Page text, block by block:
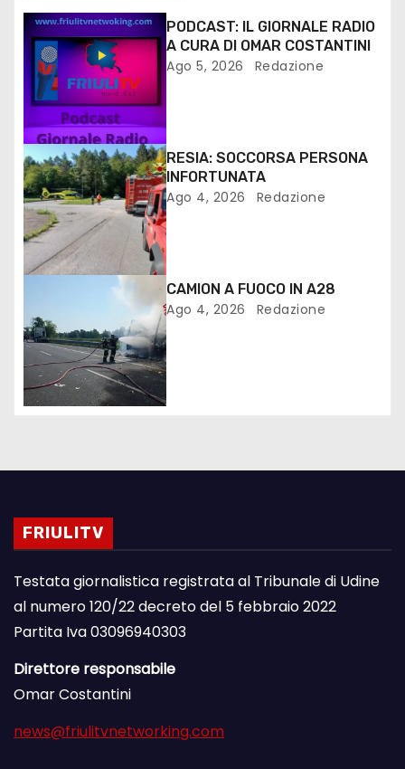
PODCAST: IL GIORNALE RADIO
A CURA DI OMAR COSTANTINI
Ago 5, 2026 Redazione
RESIA: SOCCORSA PERSONA
INFORTUNATA
Ago 4, 2026 Redazione
CAMION A FUOCO IN A28
Ago 4, 2026 Redazione
FRIULITV
Testata giornalistica registrata al Tribunale di Udine
al numero 120/22 decreto del 5 febbraio 2022
Partita Iva 03096940303
Direttore responsabile
Omar Costantini
news@friulitvnetworking.com